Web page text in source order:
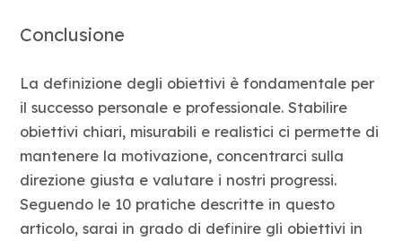
Conclusione
La definizione degli obiettivi è fondamentale per
il successo personale e professionale. Stabilire
obiettivi chiari, misurabili e realistici ci permette di
mantenere la motivazione, concentrarci sulla
direzione giusta e valutare i nostri progressi.
Seguendo le 10 pratiche descritte in questo
articolo, sarai in grado di definire gli obiettivi in